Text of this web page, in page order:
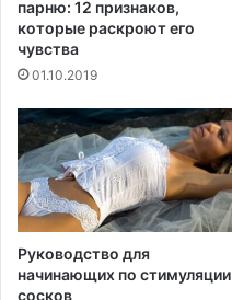
з
н
д
е
н
ы
е
и
с
с
л
е
д
парню: 12 признаков,
которые раскроют его
чувства
01.10.2019
Руководство для
начинающих по стимуляции
сосков